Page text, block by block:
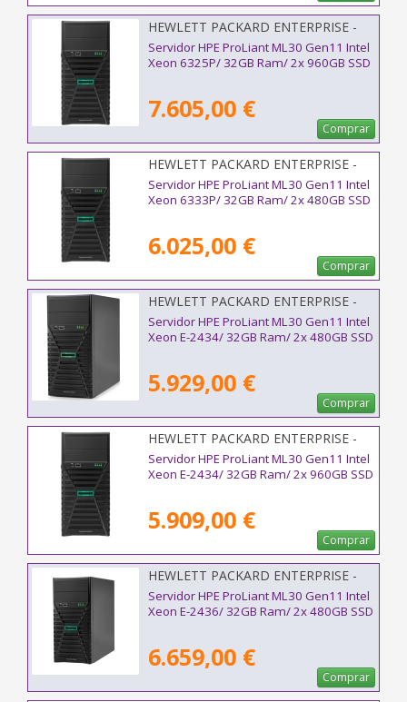
HEWLETT PACKARD ENTERPRISE -
P87463-425
Servidor HPE ProLiant ML30 Gen11 Intel
Xeon 6325P/ 32GB Ram/ 2x 960GB SSD
7.605,00 €
Comprar
HEWLETT PACKARD ENTERPRISE -
P87458-425
Servidor HPE ProLiant ML30 Gen11 Intel
Xeon 6333P/ 32GB Ram/ 2x 480GB SSD
6.025,00 €
Comprar
HEWLETT PACKARD ENTERPRISE -
P71387-425
Servidor HPE ProLiant ML30 Gen11 Intel
Xeon E-2434/ 32GB Ram/ 2x 480GB SSD
5.929,00 €
Comprar
HEWLETT PACKARD ENTERPRISE -
P77232-425
Servidor HPE ProLiant ML30 Gen11 Intel
Xeon E-2434/ 32GB Ram/ 2x 960GB SSD
5.909,00 €
Comprar
HEWLETT PACKARD ENTERPRISE -
P81773-425
Servidor HPE ProLiant ML30 Gen11 Intel
Xeon E-2436/ 32GB Ram/ 2x 480GB SSD
6.659,00 €
Comprar